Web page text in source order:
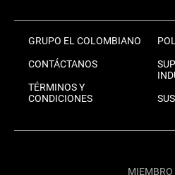
GRUPO EL COLOMBIANO
CONTÁCTANOS
TÉRMINOS Y
CONDICIONES
MIEMBRO